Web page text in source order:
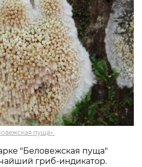
пуща».
"Беловежская пуща"
гриб-индикатор.